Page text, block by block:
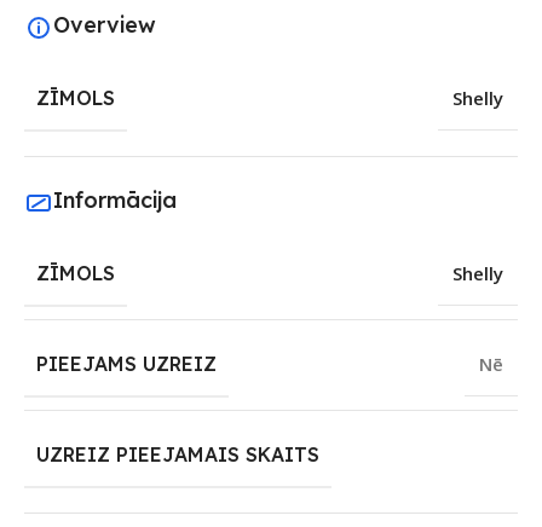
Overview
ZĪMOLS Shelly
Informācija
ZĪMOLS Shelly
PIEEJAMS UZREIZ Nē
UZREIZ PIEEJAMAIS SKAITS